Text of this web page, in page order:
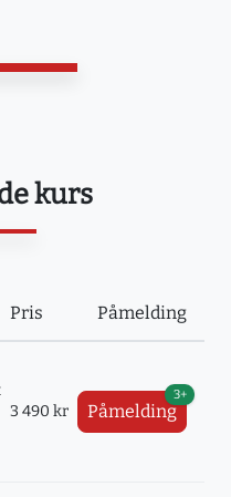
kurs
Pris Påmelding
3 490 kr Påmelding
3+